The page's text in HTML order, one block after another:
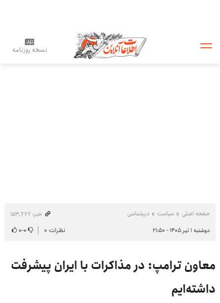
نسخه روزنامه
صفحه اصلی سیاست دیپلماسی
خبر: ۱۵۳٬۷۷۷
دوشنبه ۱ تیر ۱۴۰۵ - ۲۱:۵۰
نظرات: ۰ ۰-۰
معاون ترامپ: در مذاکرات با ایران پیشرفت
داشته‌ایم